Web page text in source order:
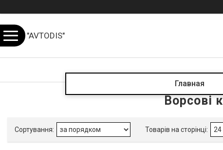
"AVTODIS"
Главная
Ворсові